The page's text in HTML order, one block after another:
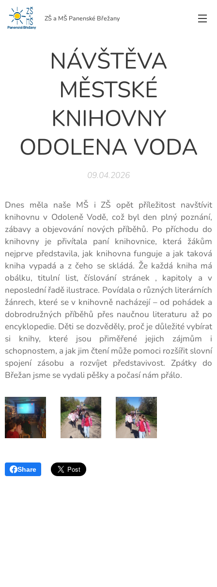
ZŠ a MŠ Panenské Břežany
NÁVŠTĚVA
MĚSTSKÉ
KNIHOVNY
ODOLENA VODA
09.04.2026
Dnes měla naše MŠ i ZŠ opět příležitost navštívit
knihovnu v Odoleně Vodě, což byl den plný poznání,
zábavy a objevování nových příběhů. Po příchodu do
knihovny je přivítala paní knihovnice, která žákům
nejprve představila, jak knihovna funguje a jak taková
kniha vypadá a z čeho se skládá. Že každá kniha má
obálku, titulní list, číslování stránek , kapitoly a v
neposlední řadě ilustrace. Povídala o různých literárních
žánrech, které se v knihovně nacházejí – od pohádek a
dobrodružných příběhů přes naučnou literaturu až po
encyklopedie. Děti se dozvěděly, proč je důležité vybírat
si knihy, které jsou přiměřené jejich zájmům i
schopnostem, a jak jim čtení může pomoci rozšířit slovní
spojení zásobu a rozvíjet představivost. Zpátky do
Břežan jsme se vydali pěšky a počasí nám přálo.
Share